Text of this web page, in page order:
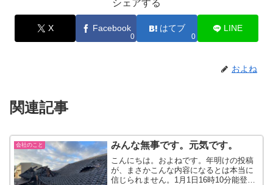
シェアする
X Facebook
0
はてブ
0
LINE
およね
関連記事
会社のこと みんな無事です。元気です。
こんにちは。およねです。年明けの投稿
が、まさかこんな内容になるとは本当に
信じられません。1月1日16時10分能登半